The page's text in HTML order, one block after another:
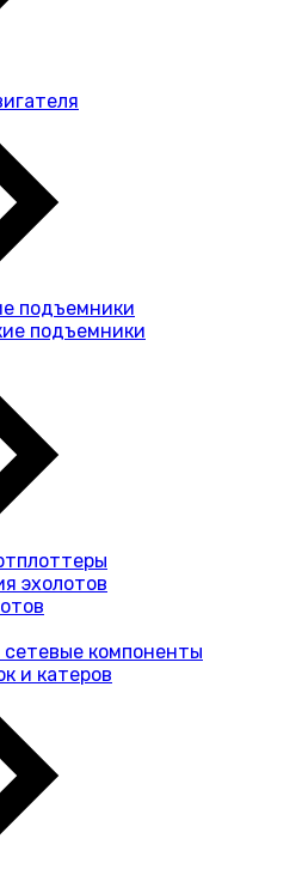
подъемники
подъемники
эхолотов
компоненты
и катеров